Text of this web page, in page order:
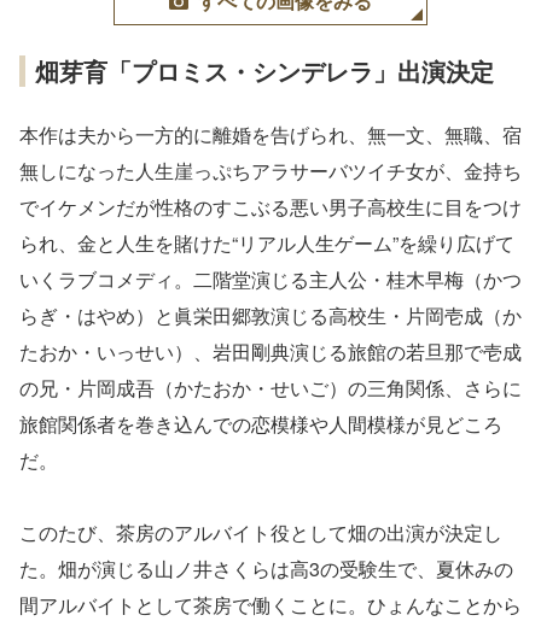
畑芽育「プロミス・シンデレラ」出演決定
本作は夫から一方的に離婚を告げられ、無一文、無職、宿
無しになった人生崖っぷちアラサーバツイチ女が、金持ち
でイケメンだが性格のすこぶる悪い男子高校生に目をつけ
られ、金と人生を賭けた“リアル人生ゲーム”を繰り広げて
いくラブコメディ。二階堂演じる主人公・桂木早梅（かつ
らぎ・はやめ）と眞栄田郷敦演じる高校生・片岡壱成（か
たおか・いっせい）、岩田剛典演じる旅館の若旦那で壱成
の兄・片岡成吾（かたおか・せいご）の三角関係、さらに
旅館関係者を巻き込んでの恋模様や人間模様が見どころ
だ。
このたび、茶房のアルバイト役として畑の出演が決定し
た。畑が演じる山ノ井さくらは高3の受験生で、夏休みの
間アルバイトとして茶房で働くことに。ひょんなことから